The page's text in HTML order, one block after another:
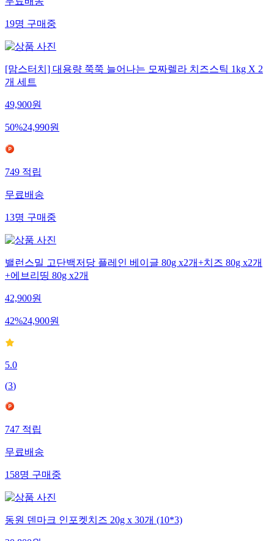
19명 구매중
[맘스터치] 대용량 쭉쭉 늘어나는 모짜렐라 치즈스틱 1kg X 2
개 세트
49,900원
50%24,990원
749 적립
무료배송
13명 구매중
밸런스밀 고단백저당 플레인 베이글 80g x2개+치즈 80g x2개
+에브리띵 80g x2개
42,900원
42%24,900원
5.0
(3)
747 적립
무료배송
158명 구매중
동원 덴마크 인포켓치즈 20g x 30개 (10*3)